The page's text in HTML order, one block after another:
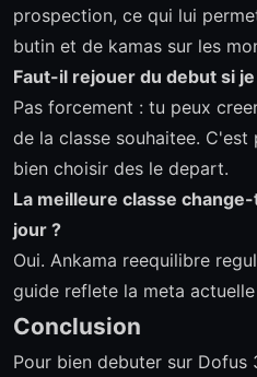
prospection, ce qui lui
butin et de kamas sur les
Faut-il rejouer du debut si
Pas forcement : tu peux
de la classe souhaitee.
bien choisir des le depart.
La meilleure classe
jour ?
Oui. Ankama reequilibre
guide reflete la meta
Conclusion
Pour bien debuter sur Dofus